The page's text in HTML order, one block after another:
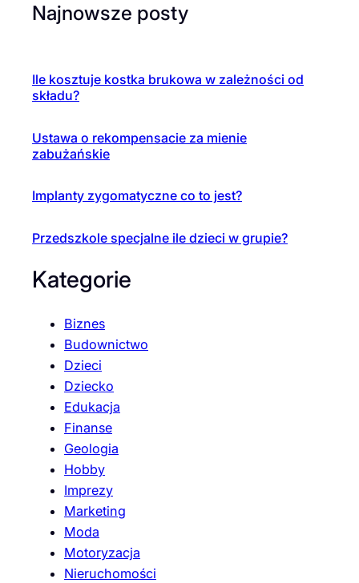
Najnowsze posty
Ile kosztuje kostka brukowa w zależności od
składu?
Ustawa o rekompensacie za mienie
zabużańskie
Implanty zygomatyczne co to jest?
Przedszkole specjalne ile dzieci w grupie?
Kategorie
Biznes
Budownictwo
Dzieci
Dziecko
Edukacja
Finanse
Geologia
Hobby
Imprezy
Marketing
Moda
Motoryzacja
Nieruchomości